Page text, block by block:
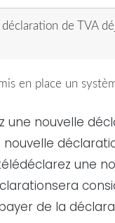
de TVA
mis en place un
une nouvelle
nouvelle
une
sera
de la